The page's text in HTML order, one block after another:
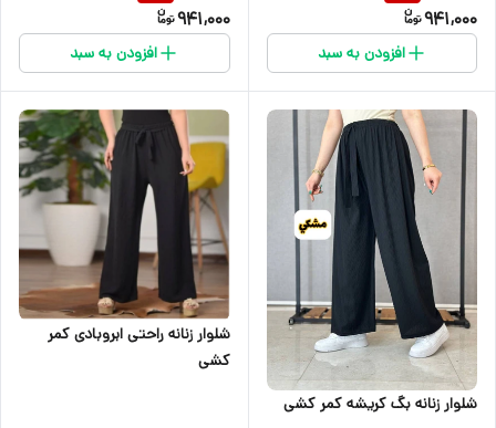
941,000
افزودن به سبد
941,000
افزودن به سبد
شلوار زنانه بگ کریشه کمر کشی
شلوار زنانه راحتی ابروبادی کمر
کشی